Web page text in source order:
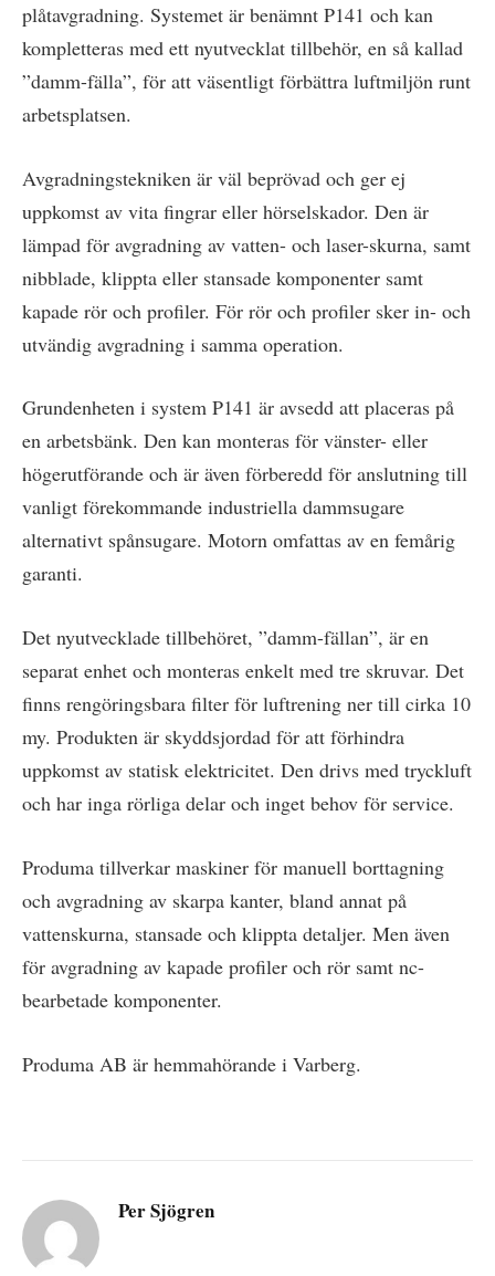
plåtavgradning. Systemet är benämnt P141 och kan
kompletteras med ett nyutvecklat tillbehör, en så kallad
”damm-fälla”, för att väsentligt förbättra luftmiljön runt
arbetsplatsen.
Avgradningstekniken är väl beprövad och ger ej
uppkomst av vita fingrar eller hörselskador. Den är
lämpad för avgradning av vatten- och laser-skurna, samt
nibblade, klippta eller stansade komponenter samt
kapade rör och profiler. För rör och profiler sker in- och
utvändig avgradning i samma operation.
Grundenheten i system P141 är avsedd att placeras på
en arbetsbänk. Den kan monteras för vänster- eller
högerutförande och är även förberedd för anslutning till
vanligt förekommande industriella dammsugare
alternativt spånsugare. Motorn omfattas av en femårig
garanti.
Det nyutvecklade tillbehöret, ”damm-fällan”, är en
separat enhet och monteras enkelt med tre skruvar. Det
finns rengöringsbara filter för luftrening ner till cirka 10
my. Produkten är skyddsjordad för att förhindra
uppkomst av statisk elektricitet. Den drivs med tryckluft
och har inga rörliga delar och inget behov för service.
Produma tillverkar maskiner för manuell borttagning
och avgradning av skarpa kanter, bland annat på
vattenskurna, stansade och klippta detaljer. Men även
för avgradning av kapade profiler och rör samt nc-
bearbetade komponenter.
Produma AB är hemmahörande i Varberg.
Per Sjögren